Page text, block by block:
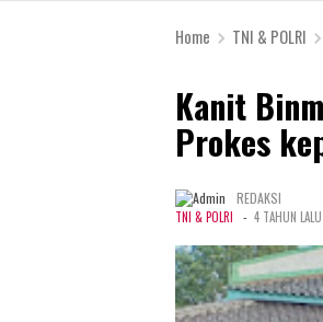
Home TNI & POLRI
Kanit
Prokes
REDAKSI
TNI & POLRI - 4 TAHUN LALU